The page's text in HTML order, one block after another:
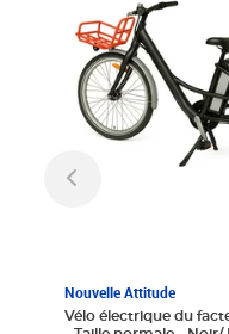
Nouvelle Attitude
Vélo électrique du